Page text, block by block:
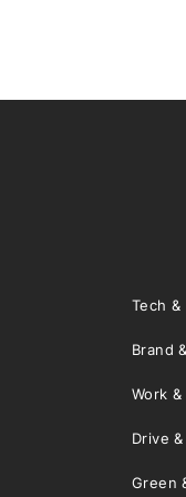
Tech &
Brand
Work
Drive
Green